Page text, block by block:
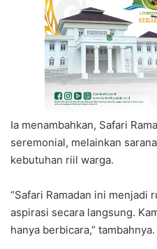
Ia menambahkan, Safari
seremonial, melainkan
kebutuhan riil warga.
“Safari Ramadan ini menjadi
aspirasi secara langsung.
hanya berbicara,” tambahnya.